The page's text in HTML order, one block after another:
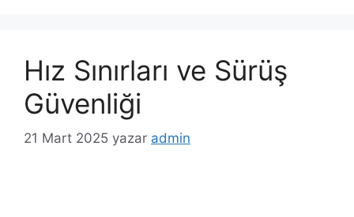
r
i
l
Hız Sınırları ve Sürüş
Güvenliği
21 Mart 2025 yazar admin